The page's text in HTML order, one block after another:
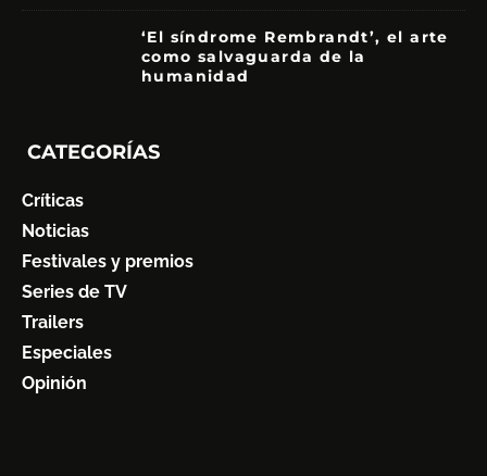
‘El síndrome Rembrandt’, el arte
como salvaguarda de la
humanidad
CATEGORÍAS
Críticas
Noticias
Festivales y premios
Series de TV
Trailers
Especiales
Opinión